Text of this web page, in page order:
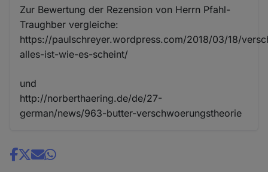
Zur Bewertung der Rezension von Herrn Pfahl-
Traughber vergleiche:
https://paulschreyer.wordpress.com/2018/03/18/
alles-ist-wie-es-scheint/
und
http://norberthaering.de/de/27-
german/news/963-butter-verschwoerungstheorie
Share